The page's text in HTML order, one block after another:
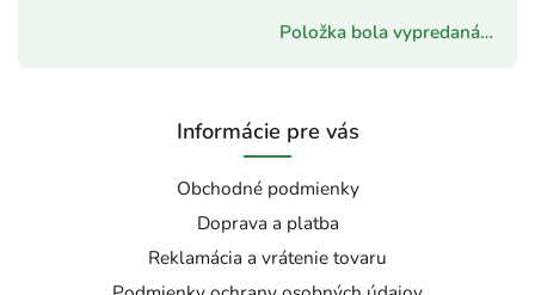
Položka bola vypredaná…
Informácie pre vás
Obchodné podmienky
Doprava a platba
Reklamácia a vrátenie tovaru